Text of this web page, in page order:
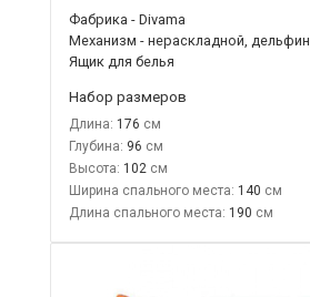
Фабрика - Divama
Механизм - нераскладной, дельфин
Ящик для белья
Набор размеров
Длина: 176
Глубина: 96
Высота: 102
Ширина спального места: 140
Длина спального места: 190